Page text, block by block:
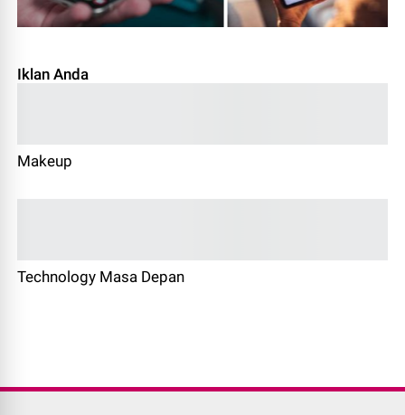
Iklan Anda
Makeup
Technology Masa Depan